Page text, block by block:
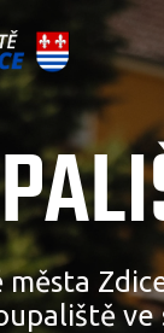
města
ve